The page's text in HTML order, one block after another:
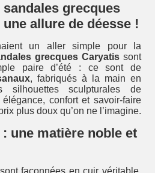
sandales grecques
allure de déesse !
un aller simple pour la
grecques Caryatissont
paire d’été : ce sont de
, fabriqués à la main en
silhouettes sculpturales de
élégance, confort et savoir-faire
plus doux qu’on ne l’imagine.
une matière noble et